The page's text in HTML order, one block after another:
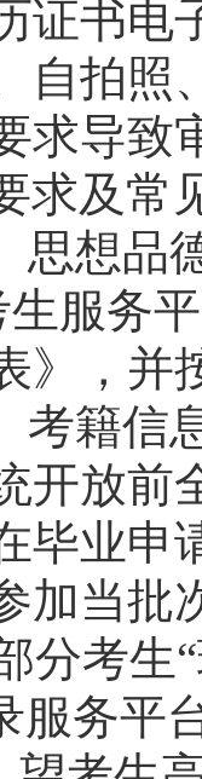
证书电
自拍
求导致
求及常
想品德
服务
》，并
籍信息
开放前
毕业申
加当批
分考生
服务平